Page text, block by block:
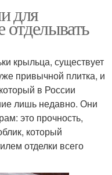
для
крыльца, существует
привычной плитка, и
в России
лишь недавно. Они
это прочность,
который
отделки всего